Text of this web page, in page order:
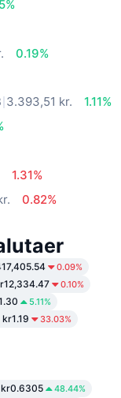
0.19%
3.393,51 kr.
1.11%
1.31%
0.82%
0.09%
0.10%
5.11%
kr1.19 33.03%
kr0.6305 48.44%